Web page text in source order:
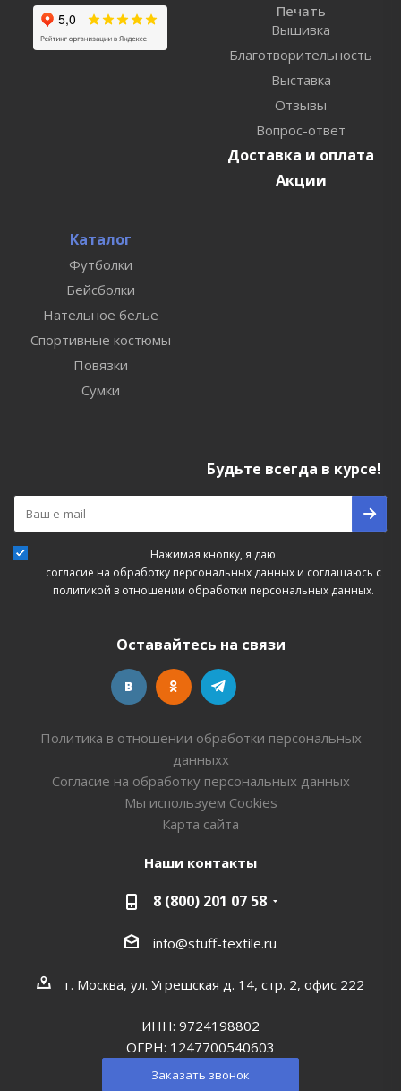
Печать
Вышивка
Благотворительность
Выставка
Отзывы
Вопрос-ответ
Доставка и оплата
Акции
Каталог
Футболки
Бейсболки
Нательное белье
Спортивные костюмы
Повязки
Сумки
Будьте всегда в курсе!
Нажимая кнопку, я даю
согласие на обработку персональных данныхи соглашаюсь с
политикой в отношении обработки персональных данных.
Оставайтесь на связи
Политика в отношении обработки персональных
данныхх
Согласие на обработку персональных данных
Мы используем Cookies
Карта сайта
Наши контакты
8 (800) 201 07 58
info@stuff-textile.ru
г. Москва, ул. Угрешская д. 14, стр. 2, офис 222
ИНН: 9724198802
ОГРН: 1247700540603
Заказать звонок